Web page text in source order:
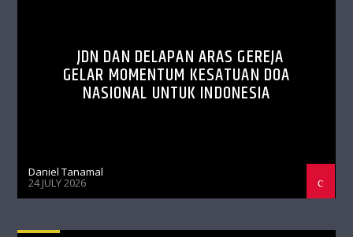
JDN DAN DELAPAN ARAS GEREJA
GELAR MOMENTUM KESATUAN DOA
NASIONAL UNTUK INDONESIA
Daniel Tanamal
24 JULY 2026